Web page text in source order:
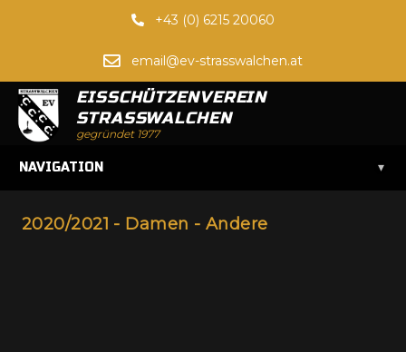
+43 (0) 6215 20060
email@ev-strasswalchen.at
EISSCHÜTZENVEREIN
STRASSWALCHEN
gegründet 1977
NAVIGATION ▾
2020/2021 - Damen - Andere